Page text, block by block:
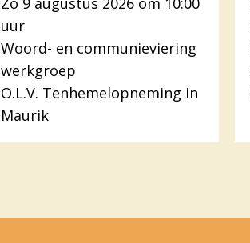
uur
Woord- en communieviering
werkgroep
O.L.V. Tenhemelopneming in
Maurik